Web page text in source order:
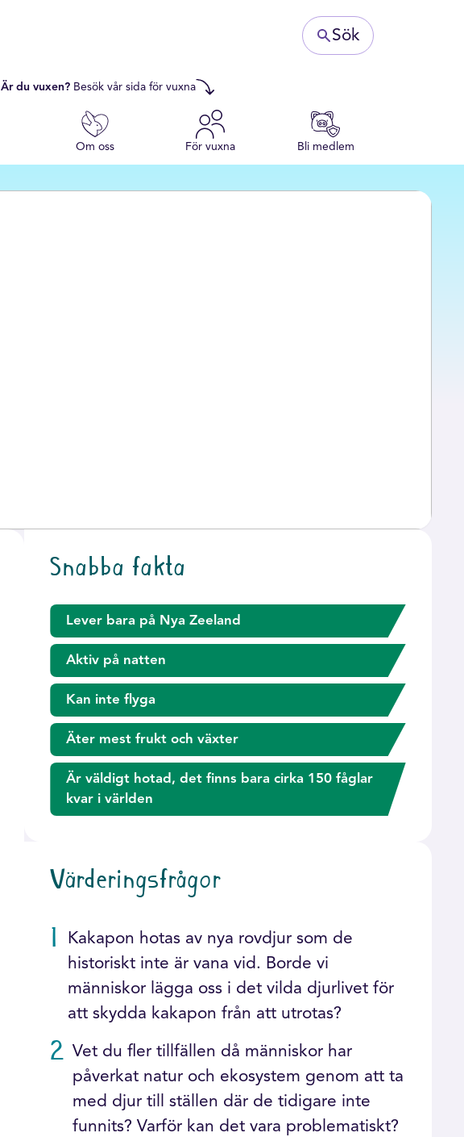
Sök
Är du vuxen? Besök vår sida för vuxna
Om oss För vuxna Bli medlem
Snabba fakta
Lever bara på Nya Zeeland
Aktiv på natten
Kan inte flyga
Äter mest frukt och växter
Är väldigt hotad, det finns bara cirka 150 fåglar
kvar i världen
Värderingsfrågor
1
Kakapon hotas av nya rovdjur som de
historiskt inte är vana vid. Borde vi
människor lägga oss i det vilda djurlivet för
att skydda kakapon från att utrotas?
2 Vet du fler tillfällen då människor har
påverkat natur och ekosystem genom att ta
med djur till ställen där de tidigare inte
funnits? Varför kan det vara problematiskt?